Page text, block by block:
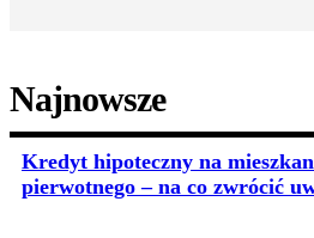
Najnowsze
Kredyt hipoteczny na
pierwotnego – na co zwrócić